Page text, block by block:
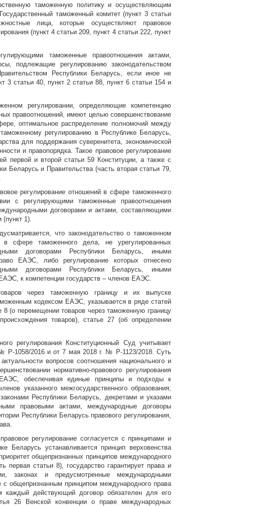
таможенную политику и осуществляющим
таможенный комитет (пункт 3 статьи
лица, которые осуществляют правовое
(пункт 4 статьи 209, пункт 4 статьи 222, пункт
таможенные правоотношения актами,
подлежащие регулированию законодательством
Республики Беларусь, если иное не
3 статьи 40, пункт 2 статьи 88, пункт 6 статьи 154 и
регулировании, определяющие компетенцию
правоотношений, имеют целью совершенствование
оптимальное распределение полномочий между
регулированию в Республике Беларусь,
для поддержания суверенитета, экономической
и правопорядка. Такое правовое регулирование
первой и второй статьи 59 Конституции, а также с
Беларусь и Правительства (часть вторая статьи 79,
регулирование отношений в сфере таможенного
с регулирующими таможенные правоотношения
договорами и актами, составляющими
1).
что законодательство о таможенном
в сфере таможенного дела, не урегулированных
договорами Республики Беларусь, иными
ЕАЭС, либо регулирование которых отнесено
договорами Республики Беларусь, иными
к компетенции государств – членов ЕАЭС.
через таможенную границу и их выпуске
кодексом ЕАЭС, указывается в ряде статей
8 (о перемещении товаров через таможенную границу
товаров), статье 27 (об определении
регулирования Конституционный Суд учитывает
Р-1058/2016 и от 7 мая 2018 г. № Р-1123/2018. Суть
вопросов соотношения национального и
нормативно-правового регулирования
обеспечивая единые принципы и подходы к
указанного межгосударственного образования;
Республики Беларусь, декретами и указами
правовыми актами, международные договоры
Республики Беларусь правового регулирования,
регулирование согласуется с принципами и
Беларусь устанавливается принцип верховенства
общепризнанных принципов международного
первая статьи 8), государство гарантирует права и
законах и предусмотренные международными
с общепризнанным принципом международного права
каждый действующий договор обязателен для его
26 Венской конвенции о праве международных